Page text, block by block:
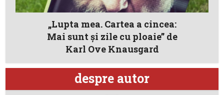
„Lupta mea. Cartea a cincea:
Mai sunt şi zile cu ploaie” de
Karl Ove Knausgard
despre autor